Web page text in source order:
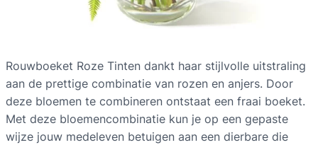
Rouwboeket Roze Tinten dankt haar stijlvolle uitstraling
aan de prettige combinatie van rozen en anjers. Door
deze bloemen te combineren ontstaat een fraai boeket.
Met deze bloemencombinatie kun je op een gepaste
wijze jouw medeleven betuigen aan een dierbare die